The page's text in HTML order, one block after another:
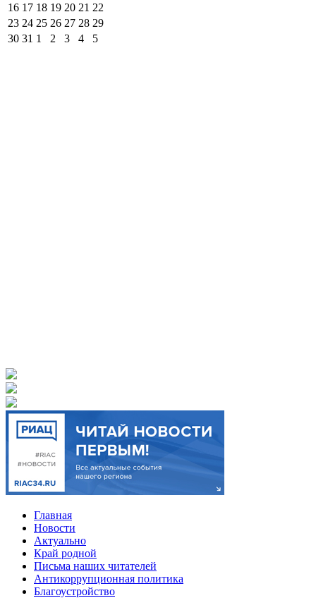
16 17 18 19 20 21 22
23 24 25 26 27 28 29
30 31 1 2 3 4 5
Главная
Новости
Актуально
Край родной
Письма наших читателей
Антикоррупционная политика
Благоустройство